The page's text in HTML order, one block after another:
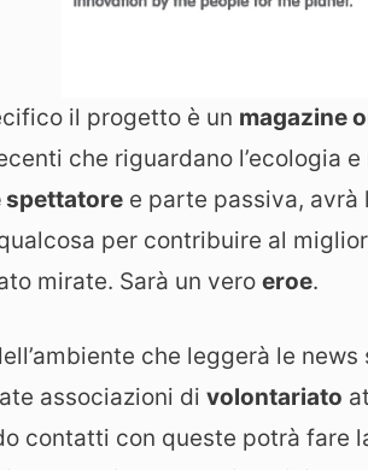
il progetto è un magazine
che riguardano l’ecologia e
spettatore e parte passiva,
per contribuire al
mirate. Sarà un vero eroe.
che leggerà le
associazioni di volontariato
contatti con queste potrà fare